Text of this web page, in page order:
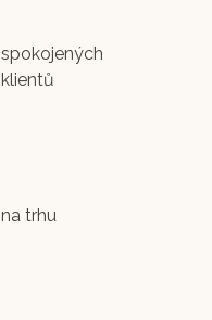
spokojených
klientů
na trhu